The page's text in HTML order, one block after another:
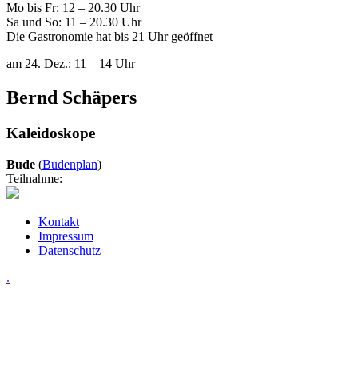
Mo bis Fr: 12 – 20.30 Uhr
Sa und So: 11 – 20.30 Uhr
Die Gastronomie hat bis 21 Uhr geöffnet
am 24. Dez.: 11 – 14 Uhr
Bernd Schäpers
Kaleidoskope
Bude (Budenplan)
Teilnahme:
Kontakt
Impressum
Datenschutz
.